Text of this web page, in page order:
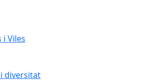
i Viles
diversitat